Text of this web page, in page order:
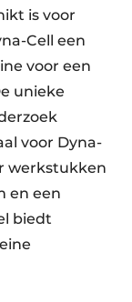
is voor
Cell een
voor een
unieke
voor Dyna-
werkstukken
en een
biedt